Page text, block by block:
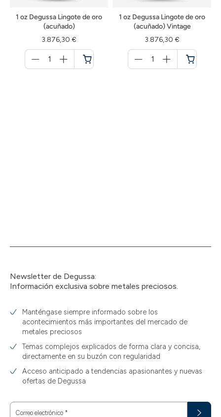
1 oz Degussa Lingote de oro
(acuñado)
3.876,30 €
für
Cesta
1 oz Degussa Lingote de oro
(acuñado) Vintage
3.876,30 €
für
Cesta
Newsletter de Degussa:
Información exclusiva sobre metales preciosos.
Manténgase siempre informado sobre los
acontecimientos más importantes del mercado de
metales preciosos
Temas complejos explicados de forma clara y concisa,
directamente en su buzón con regularidad
Acceso anticipado a tendencias apasionantes y nuevas
ofertas de Degussa
Correo electrónico *